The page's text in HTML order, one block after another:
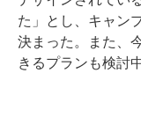
た」とし、キャン
決まった。また、
きるプランも検討